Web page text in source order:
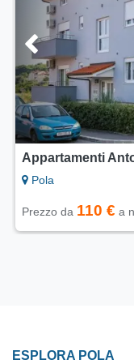
Appartamenti
Pola
Prezzo da 110 € a
ESPLORA POLA